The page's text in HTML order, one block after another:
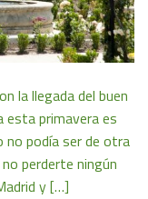
la llegada del buen
esta primavera es
no podía ser de otra
perderte ningún
y […]